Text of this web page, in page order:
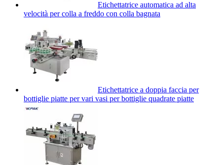
Etichettatrice automatica ad alta
velocità per colla a freddo con colla bagnata
Etichettatrice a doppia faccia per
bottiglie piatte per vari vasi per bottiglie quadrate piatte